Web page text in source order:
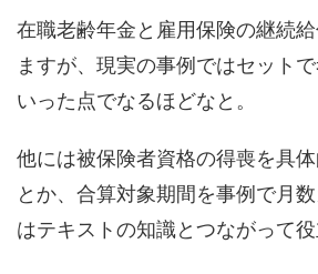
在職老齢年金と雇用保険の継続
ますが、現実の事例ではセット
いった点でなるほどなと。
他には被保険者資格の得喪を具
とか、合算対象期間を事例で月
はテキストの知識とつながって役